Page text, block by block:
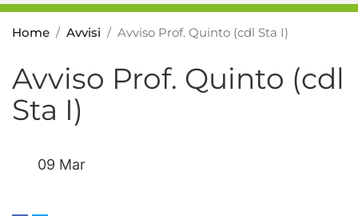
Home Avvisi Avviso Prof. Quinto (cdl Sta I)
Avviso Prof. Quinto (cdl
Sta I)
09 Mar